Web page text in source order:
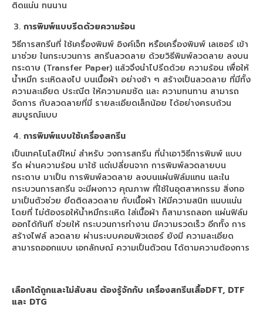
sublimation printer
Arena DFT
เครื่องพิมพ์ Arena DFT30 cm.
เครื่องพิมพ์ Arena DFT60 cm.
DFT60 cm. จับคู่ เครื่องรีดร้อน 70×90 cm.
DFT60 cm. จับคู่ เครื่องรีดร้อน 40×60 cm.
Machine inksub
X-Rite i1Basic Pro 3
Heat Roller
Roll 190 cm.
ติดแน่น ทนนาน
การพิมพ์แบบรีดด้วยความร้อน
วิธีการสกรีนที่ ใช้เครื่องพิมพ์ อิงค์เจ็ท หรือเครื่องพิมพ์ เลเซอร์ เข้า
มาช่วย ในกระบวนการ สกรีนลวดลาย ด้วยวิธีพิมพ์ลวดลาย ลงบน
กระดาษ (Transfer Paper) แล้วจึงนำไปรีดด้วย ความร้อน เพื่อให้
น้ำหมึก ระเหิดลงไป บนเนื้อผ้า อย่างช้า ๆ สร้างเป็นลวดลาย ที่มีทั้ง
ความละเอียด ประณีต ให้ความคมชัด และ ความทนทาน สามารถ
จัดการ กับลวดลายที่มี รายละเอียดเล็กน้อย ได้อย่างครบถ้วน
สมบูรณ์แบบ
การพิมพ์แบบใช้เครื่องสกรีน
เป็นเทคโนโลยีใหม่ สำหรับ วงการสกรีน ที่นำเอาวิธีการพิมพ์ แบบ
รีด ผ่านความร้อน มาใช้ แต่เปลี่ยนจาก การพิมพ์ลวดลายบน
กระดาษ มาเป็น การพิมพ์ลวดลาย ลงบนแผ่นฟิล์มแทน และใน
กระบวนการสกรีน จะมีผงกาว คุณภาพ ที่ใช้ในอุตสาหกรรม สิ่งทอ
มาเป็นตัวช่วย ยึดติดลวดลาย กับเนื้อผ้า ให้มีความสนิท แนบแน่น
โดยที่ ไม่ต้องรอให้น้ำหมึกระเหิด ใส่เนื้อผ้า ก็สามารถลอก แผ่นฟิล์ม
ออกได้ทันที ช่วยให้ กระบวนการทำงาน มีความรวดเร็ว อีกทั้ง การ
สร้างไฟล์ ลวดลาย ผ่านระบบคอมพิวเตอร์ ยังมี ความละเอียด
สามารถออกแบบ เอกลักษณ์ ความเป็นตัวตน ได้ตามความต้องการ
เลือกได้ถูกและไม่สับสน ต้องรู้จักกับ เครื่องสกรีนเสื้อDFT, DTF
และ DTG